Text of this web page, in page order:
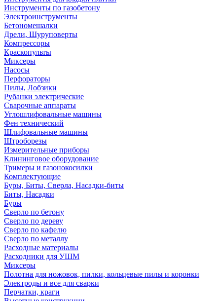
Инструменты по газобетону
Электроинструменты
Бетономешалки
Дрели, Шуруповерты
Компрессоры
Краскопульты
Миксеры
Насосы
Перфораторы
Пилы, Лобзики
Рубанки электрические
Сварочные аппараты
Углошлифовальные машины
Фен технический
Шлифовальные машины
Штроборезы
Измерительные приборы
Клининговое оборудование
Тримеры и газонокосилки
Комплектующие
Буры, Биты, Сверла, Насадки-биты
Биты, Насадки
Буры
Сверло по бетону
Сверло по дереву
Сверло по кафелю
Сверло по металлу
Расходные материалы
Расходники для УШМ
Миксеры
Полотна для ножовок, пилки, кольцевые пилы и коронки
Электроды и все для сварки
Перчатки, краги